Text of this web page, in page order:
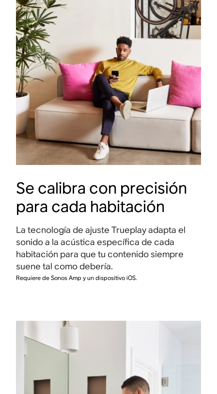
Se calibra con precisión
para cada habitación
La tecnología de ajuste Trueplay adapta el
sonido a la acústica específica de cada
habitación para que tu contenido siempre
suene tal como debería.
Requiere de Sonos Amp y un dispositivo iOS.